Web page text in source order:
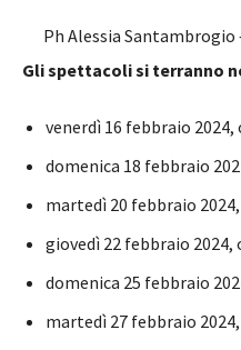
Ph Alessia Santambrogio
Gli spettacoli si terranno
venerdì 16 febbraio 2024,
domenica 18 febbraio
martedì 20 febbraio 2024,
giovedì 22 febbraio 2024,
domenica 25 febbraio
martedì 27 febbraio 2024,